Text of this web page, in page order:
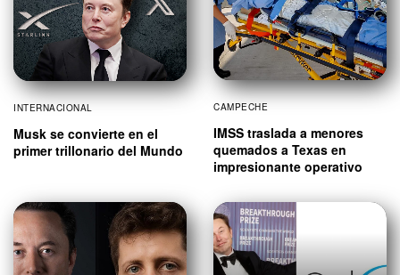
INTERNACIONAL
Musk se convierte en el
primer trillonario del Mundo
CAMPECHE
IMSS traslada a menores
quemados a Texas en
impresionante operativo